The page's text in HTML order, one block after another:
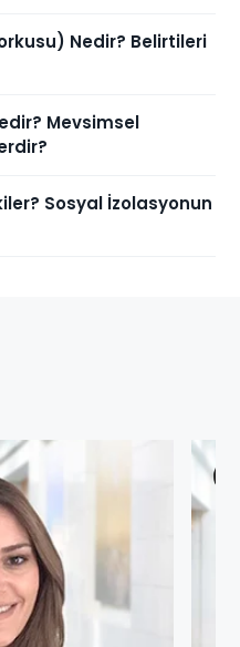
Nedir? Belirtileri
Mevsimsel
Sosyal İzolasyonun